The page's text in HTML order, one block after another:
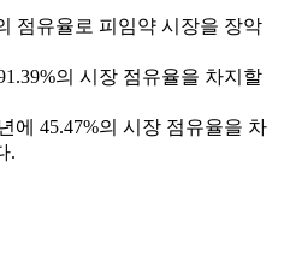
점유율로 피임약 시장을 장악
의 시장 점유율을 차지할
에 45.47%의 시장 점유율을 차
.